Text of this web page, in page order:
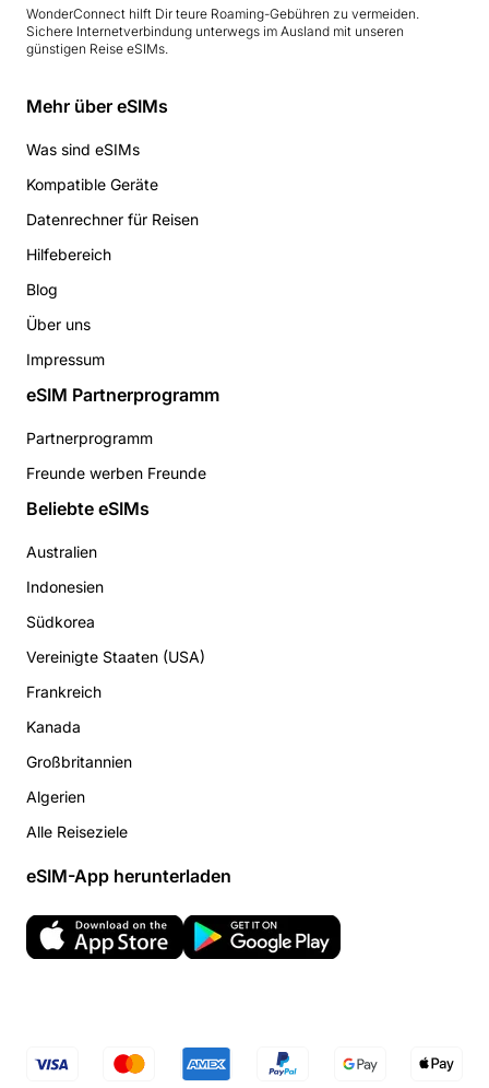
WonderConnect hilft Dir teure Roaming-Gebühren zu vermeiden.
Sichere Internetverbindung unterwegs im Ausland mit unseren
günstigen Reise eSIMs.
Mehr über eSIMs
Was sind eSIMs
Kompatible Geräte
Datenrechner für Reisen
Hilfebereich
Blog
Über uns
Impressum
eSIM Partnerprogramm
Partnerprogramm
Freunde werben Freunde
Beliebte eSIMs
Australien
Indonesien
Südkorea
Vereinigte Staaten (USA)
Frankreich
Kanada
Großbritannien
Algerien
Alle Reiseziele
eSIM-App herunterladen